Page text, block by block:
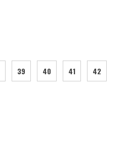
39 40 41 42